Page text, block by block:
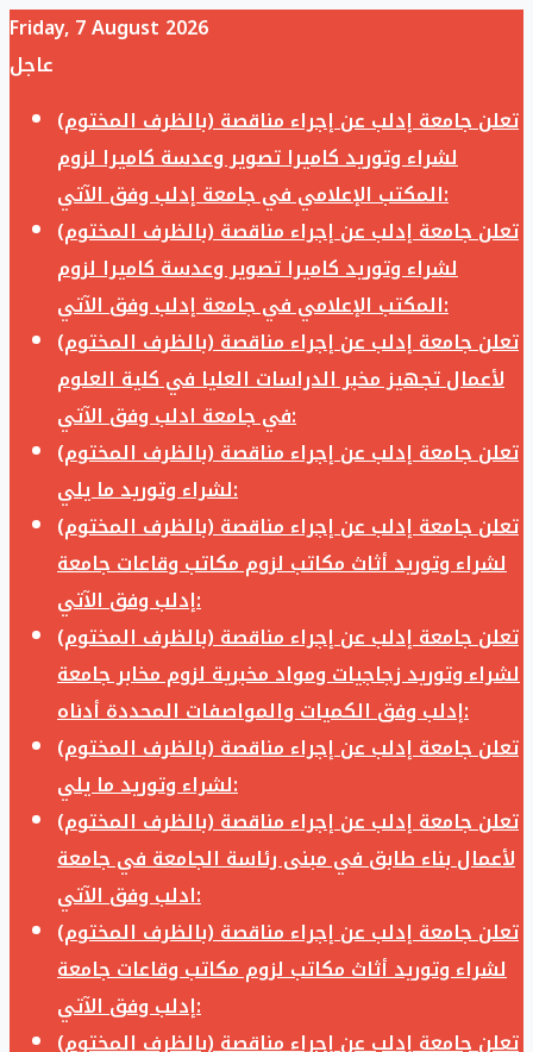
Friday, 7 August 2026
عاجل
تعلن جامعة إدلب عن إجراء مناقصة (بالظرف المختوم)
لشراء وتوريد كاميرا تصوير وعدسة كاميرا لزوم
المكتب الإعلامي في جامعة إدلب وفق الآتي:
تعلن جامعة إدلب عن إجراء مناقصة (بالظرف المختوم)
لشراء وتوريد كاميرا تصوير وعدسة كاميرا لزوم
المكتب الإعلامي في جامعة إدلب وفق الآتي:
تعلن جامعة إدلب عن إجراء مناقصة (بالظرف المختوم)
لأعمال تجهيز مخبر الدراسات العليا في كلية العلوم
في جامعة ادلب وفق الآتي:
تعلن جامعة إدلب عن إجراء مناقصة (بالظرف المختوم)
لشراء وتوريد ما يلي:
تعلن جامعة إدلب عن إجراء مناقصة (بالظرف المختوم)
لشراء وتوريد أثاث مكاتب لزوم مكاتب وقاعات جامعة
إدلب وفق الآتي:
تعلن جامعة إدلب عن إجراء مناقصة (بالظرف المختوم)
لشراء وتوريد زجاجيات ومواد مخبرية لزوم مخابر جامعة
إدلب وفق الكميات والمواصفات المحددة أدناه:
تعلن جامعة إدلب عن إجراء مناقصة (بالظرف المختوم)
لشراء وتوريد ما يلي:
تعلن جامعة إدلب عن إجراء مناقصة (بالظرف المختوم)
لأعمال بناء طابق في مبنى رئاسة الجامعة في جامعة
ادلب وفق الآتي:
تعلن جامعة إدلب عن إجراء مناقصة (بالظرف المختوم)
لشراء وتوريد أثاث مكاتب لزوم مكاتب وقاعات جامعة
إدلب وفق الآتي:
تعلن جامعة إدلب عن إجراء مناقصة (بالظرف المختوم)